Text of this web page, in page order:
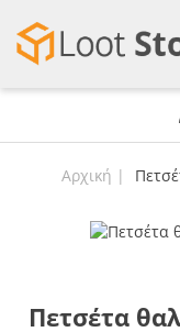
Αρχική
Πετσέτα